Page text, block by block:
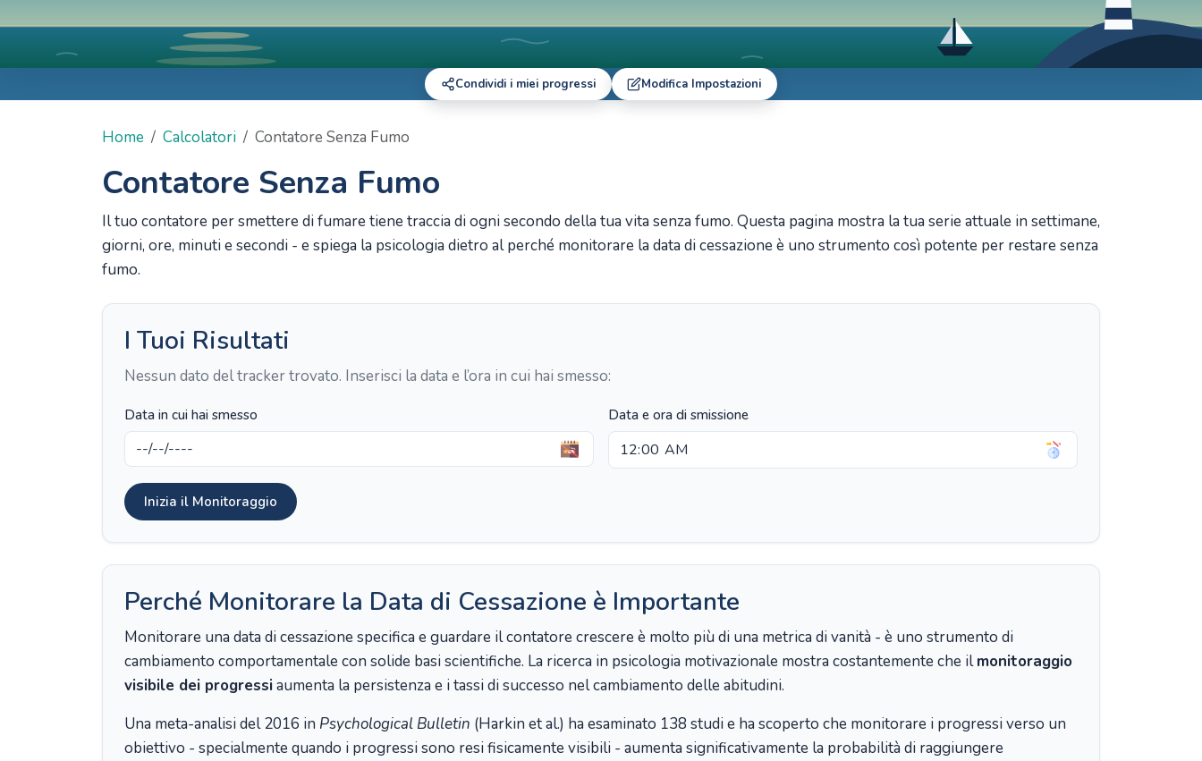
Condividi i miei progressi Modifica Impostazioni
Home Calcolatori Contatore Senza Fumo
Contatore Senza Fumo
Il tuo contatore per smettere di fumare tiene traccia di ogni secondo della tua vita senza fumo. Questa pagina mostra la tua serie attuale in settimane,
giorni, ore, minuti e secondi - e spiega la psicologia dietro al perché monitorare la data di cessazione è uno strumento così potente per restare senza
fumo.
I Tuoi Risultati
Nessun dato del tracker trovato. Inserisci la data e l’ora in cui hai smesso:
Data in cui hai smesso Data e ora di smissione
Inizia il Monitoraggio
Perché Monitorare la Data di Cessazione è Importante
Monitorare una data di cessazione specifica e guardare il contatore crescere è molto più di una metrica di vanità - è uno strumento di
cambiamento comportamentale con solide basi scientifiche. La ricerca in psicologia motivazionale mostra costantemente che ilmonitoraggio
visibile dei progressiaumenta la persistenza e i tassi di successo nel cambiamento delle abitudini.
Una meta-analisi del 2016 in Psychological Bulletin (Harkin et al.) ha esaminato 138 studi e ha scoperto che monitorare i progressi verso un
obiettivo - specialmente quando i progressi sono resi fisicamente visibili - aumenta significativamente la probabilità di raggiungere